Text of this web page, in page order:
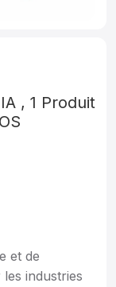
, 1 Produit
et de
industries